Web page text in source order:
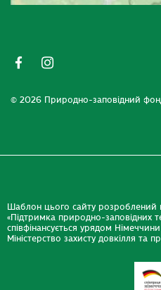
© 2026 Природно-заповідний
Шаблон цього сайту розроблений
«Підтримка природно-заповідних
співфінансується урядом
Міністерство захисту довкілля та